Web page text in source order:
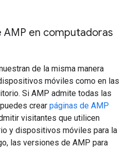
en computadoras
de la misma manera
móviles como en las
Si AMP admite todas las
crear páginas de AMP
visitantes que utilicen
y dispositivos móviles para la
las versiones de AMP para